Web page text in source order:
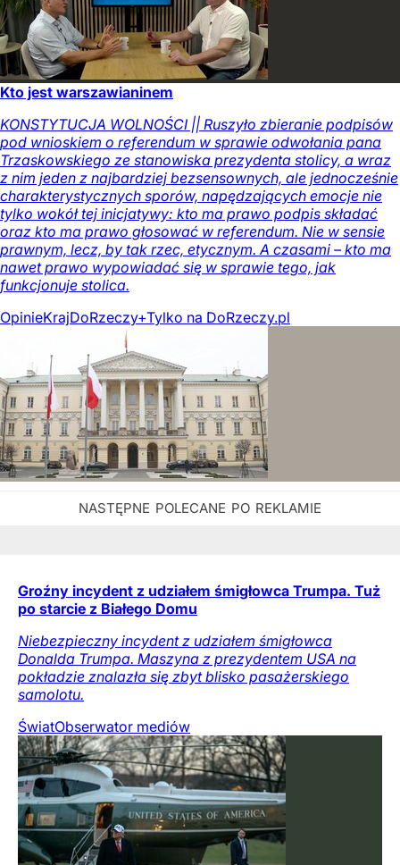
Kto jest warszawianinem
KONSTYTUCJA WOLNOŚCI || Ruszyło zbieranie podpisów
pod wnioskiem o referendum w sprawie odwołania pana
Trzaskowskiego ze stanowiska prezydenta stolicy, a wraz
z nim jeden z najbardziej bezsensownych, ale jednocześnie
charakterystycznych sporów, napędzających emocje nie
tylko wokół tej inicjatywy: kto ma prawo podpis składać
oraz kto ma prawo głosować w referendum. Nie w sensie
prawnym, lecz, by tak rzec, etycznym. A czasami – kto ma
nawet prawo wypowiadać się w sprawie tego, jak
funkcjonuje stolica.
OpinieKrajDoRzeczy+Tylko na DoRzeczy.pl
Groźny incydent z udziałem śmigłowca Trumpa. Tuż
po starcie z Białego Domu
Niebezpieczny incydent z udziałem śmigłowca
Donalda Trumpa. Maszyna z prezydentem USA na
pokładzie znalazła się zbyt blisko pasażerskiego
samolotu.
ŚwiatObserwator mediów